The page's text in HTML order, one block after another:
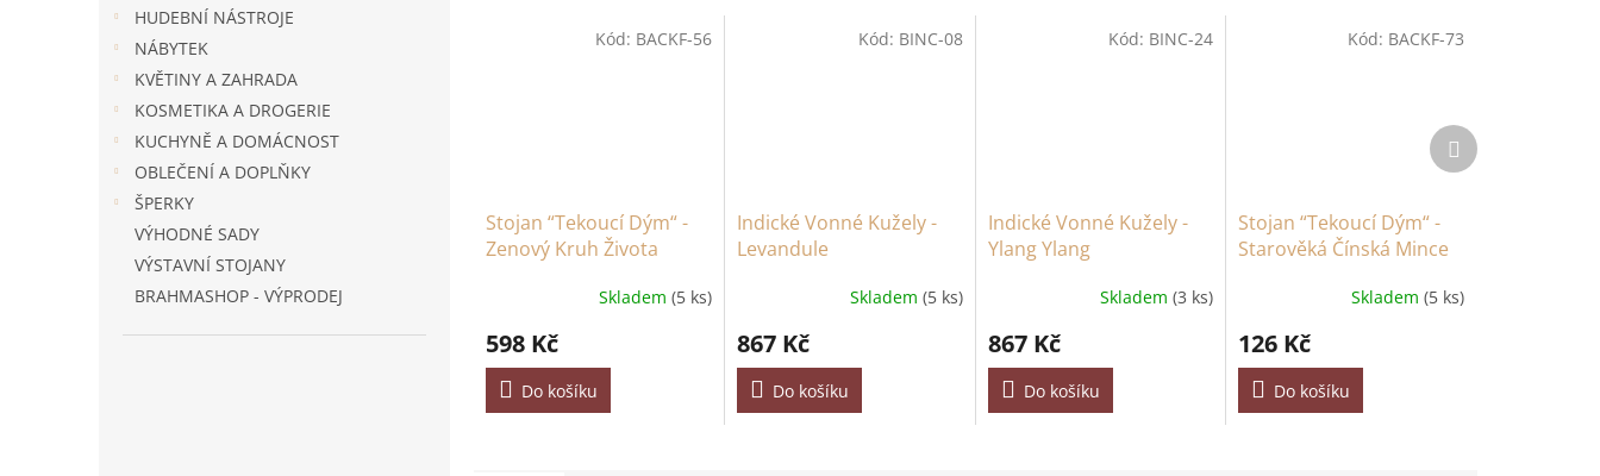
HUDEBNÍ NÁSTROJE
NÁBYTEK
KVĚTINY A ZAHRADA
KOSMETIKA A DROGERIE
KUCHYNĚ A DOMÁCNOST
OBLEČENÍ A DOPLŇKY
ŠPERKY
VÝHODNÉ SADY
VÝSTAVNÍ STOJANY
BRAHMASHOP - VÝPRODEJ
Stojan “Tekoucí Dým“ -
Zenový Kruh Života
Skladem (5 ks)
598 Kč
Do košíku
Kód: BACKF-56
Indické Vonné Kužely -
Levandule
Skladem (5 ks)
867 Kč
Do košíku
Kód: BINC-08
Indické Vonné Kužely -
Ylang Ylang
Skladem(3 ks)
867 Kč
Do košíku
Kód: BINC-24
Stojan “Tekoucí Dým“ -
Starověká Čínská Mince
Skladem (5 ks)
126 Kč
Do košíku
Kód: BACKF-73
Další
produkt